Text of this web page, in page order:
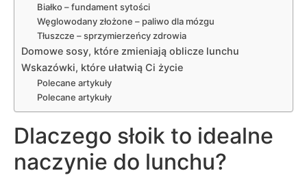
Białko – fundament sytości
Węglowodany złożone – paliwo dla mózgu
Tłuszcze – sprzymierzeńcy zdrowia
Domowe sosy, które zmieniają oblicze lunchu
Wskazówki, które ułatwią Ci życie
Polecane artykuły
Polecane artykuły
Dlaczego słoik to idealne
naczynie do lunchu?